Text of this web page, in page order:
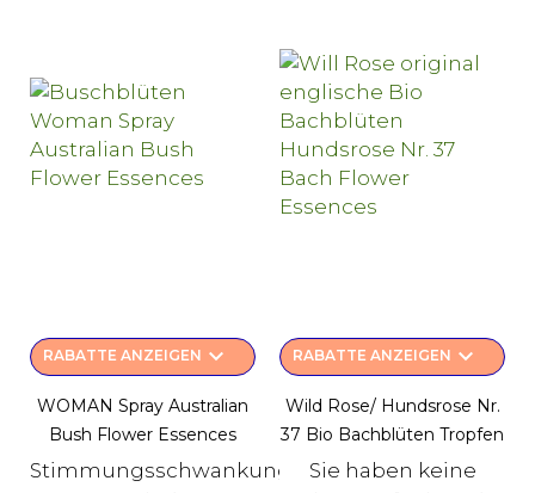
RABATTE ANZEIGEN keyboard_arrow_down
WOMAN Spray Australian
Bush Flower Essences
Stimmungsschwankungen,
RABATTE ANZEIGEN keyboard_arrow_down
Wild Rose/ Hundsrose Nr.
37 Bio Bachblüten Tropfen
Sie haben keine